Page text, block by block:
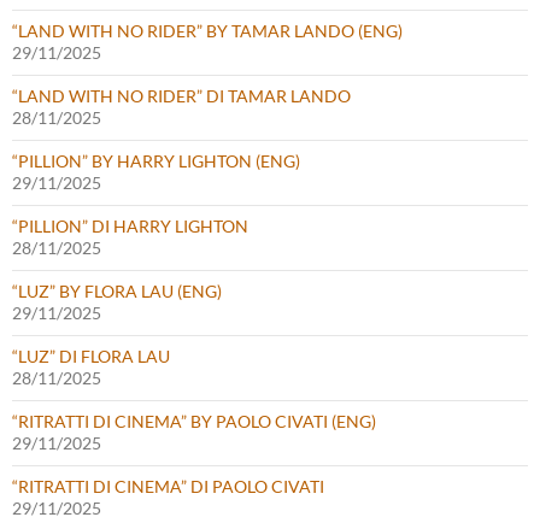
“LAND WITH NO RIDER” BY TAMAR LANDO (ENG)
29/11/2025
“LAND WITH NO RIDER” DI TAMAR LANDO
28/11/2025
“PILLION” BY HARRY LIGHTON (ENG)
29/11/2025
“PILLION” DI HARRY LIGHTON
28/11/2025
“LUZ” BY FLORA LAU (ENG)
29/11/2025
“LUZ” DI FLORA LAU
28/11/2025
“RITRATTI DI CINEMA” BY PAOLO CIVATI (ENG)
29/11/2025
“RITRATTI DI CINEMA” DI PAOLO CIVATI
29/11/2025